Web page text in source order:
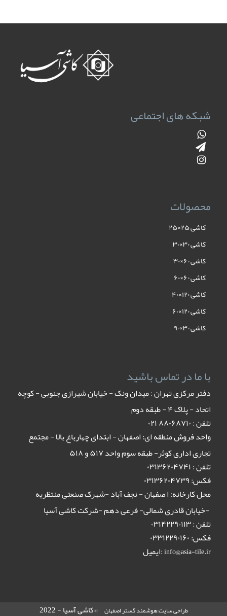
شبکه های اجتماعی
محصولات
کاشی ۲۵×۲۵
کاشی ۳۰×۳۰
کاشی ۶۰×۳۰
کاشی ۶۰×۶۰
کاشی ۱۲۰×۴۰
کاشی ۱۲۰×۶۰
کاشی ۳۰×۹۰
با ما در تماس باشید
دفتر مرکزی تهران : میدان ونک - خیابان شیرازی جنوبی - کوچه
اتحاد - پلاک ۴ - طبقه دوم
تلفن : ٨٨٠۶٨٧١٠ ٠٢١
واحد فروش منطقه ای: اصفهان - ابتدای چهارباغ بالا - مجتمع
تجاری اداری کوثر- طبقه سوم واحد ۵۱۷ و ۵۱۸
تلفن : ۰۳۱۳۶۲۰۴۷۴۱
فکس: ۰۳۱۳۶۲۰۴۷۳۹
محل کارخانه: ا صفهان - نجف آباد -شهرک صنعتی منتظریه
-خیابان قادری شمالی- فرعی دهم -شرکت کاشی آسیا
تلفن : ۰۳۱۴۲۲۹۰۱۱۳
فکس: ۰۳۳۱۲۲۹۰۱۶۰
ایمیل:info@asia-tile.ir
طراحی سایت:هوشمند گستر اصفهان ©کاشی آسیا - 2022